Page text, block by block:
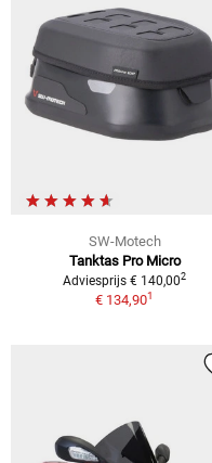
SW-Motech
Tanktas Pro Micro
Adviesprijs € 140,002
€ 134,901